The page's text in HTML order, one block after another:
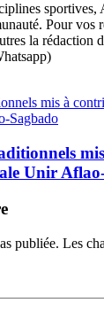
sportives,
Pour vos
la rédaction
Unir
publiée. Les